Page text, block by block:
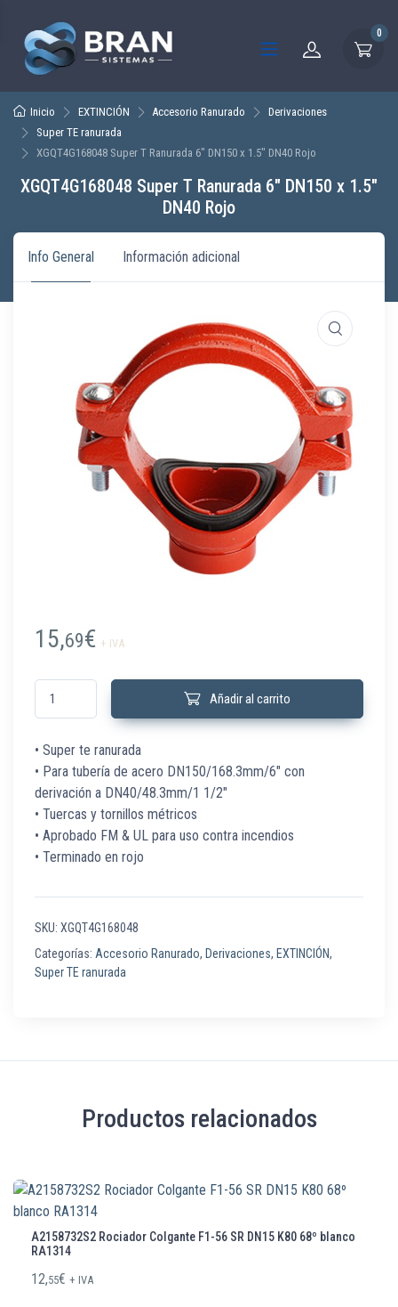
0
Inicio EXTINCIÓN Accesorio Ranurado
Derivaciones
Super TE ranurada
XGQT4G168048 Super T Ranurada 6″ DN150 x 1.5″ DN40 Rojo
XGQT4G168048 Super T Ranurada 6″ DN150 x 1.5″
DN40 Rojo
Info General Información adicional
15,69€ + IVA
XGQT4G168048 Super T Ranurada 6" DN150 x 1.5" DN40 Rojo cantidad
Añadir al carrito
• Super te ranurada
• Para tubería de acero DN150/168.3mm/6″ con
derivación a DN40/48.3mm/1 1/2″
• Tuercas y tornillos métricos
• Aprobado FM & UL para uso contra incendios
• Terminado en rojo
SKU: XGQT4G168048
Categorías: Accesorio Ranurado, Derivaciones, EXTINCIÓN,
Super TE ranurada
Productos relacionados
A2158732S2 Rociador Colgante F1-56 SR DN15 K80 68º blanco
RA1314
12,55€ + IVA